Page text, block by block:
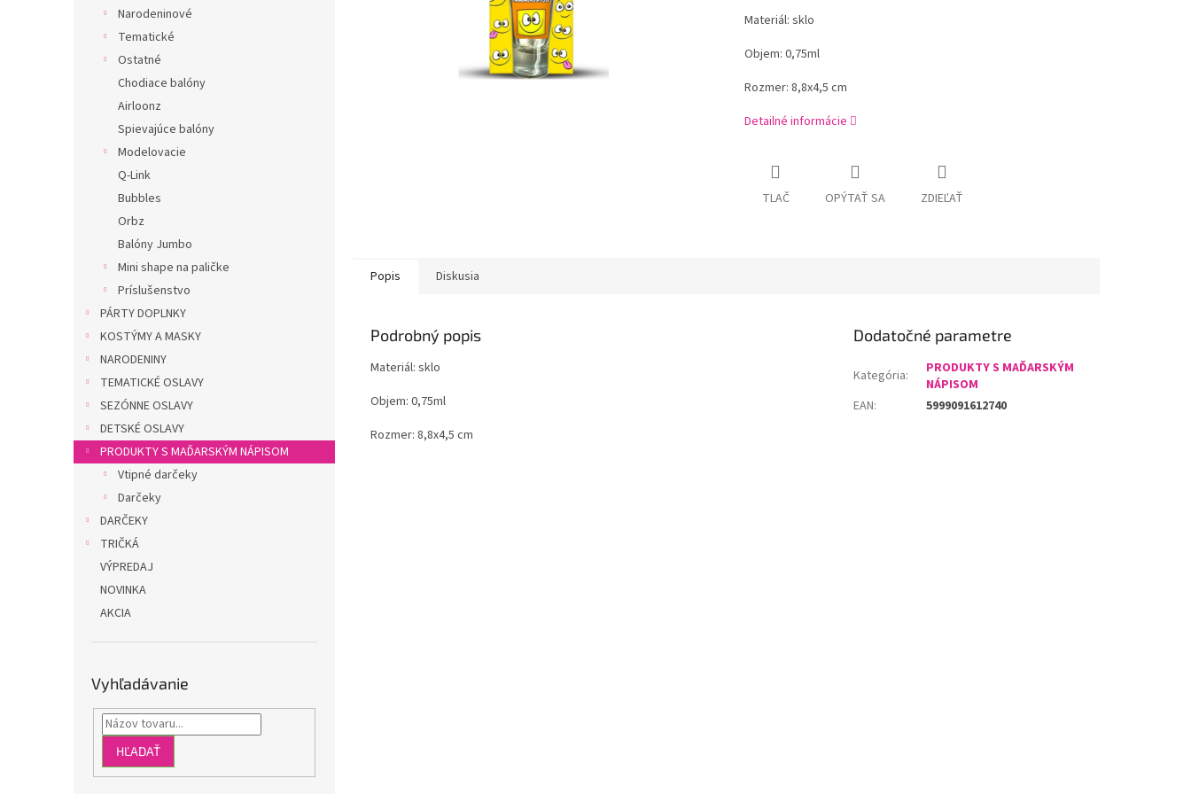
Narodeninové
Tematické
Ostatné
Chodiace balóny
Airloonz
Spievajúce balóny
Modelovacie
Q-Link
Bubbles
Orbz
Balóny Jumbo
Mini shape na paličke
Príslušenstvo
PÁRTY DOPLNKY
KOSTÝMY A MASKY
NARODENINY
TEMATICKÉ OSLAVY
SEZÓNNE OSLAVY
DETSKÉ OSLAVY
PRODUKTY S MAĎARSKÝM NÁPISOM
Vtipné darčeky
Darčeky
DARČEKY
TRIČKÁ
VÝPREDAJ
NOVINKA
AKCIA
Vyhľadávanie
HĽADAŤ
Materiál: sklo
Objem: 0,75ml
Rozmer: 8,8x4,5 cm
Detailné informácie
TLAČ OPÝTAŤ SA ZDIEĽAŤ
Popis Diskusia
Podrobný popis
Materiál: sklo
Objem: 0,75ml
Rozmer: 8,8x4,5 cm
Dodatočné parametre
Kategória:
PRODUKTY S MAĎARSKÝM
NÁPISOM
EAN: 5999091612740